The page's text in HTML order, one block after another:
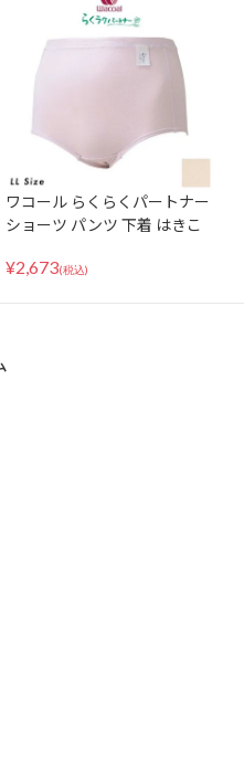
ワコール らくらくパートナー
ショーツ パンツ 下着 はきこ
加齢 体型変化 DSL250 LLサイ
¥2,673(税込)